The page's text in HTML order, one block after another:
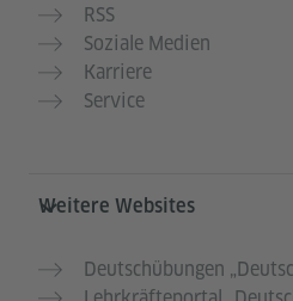
RSS
Soziale Medien
Karriere
Service
Weitere Websites
Deutschübungen